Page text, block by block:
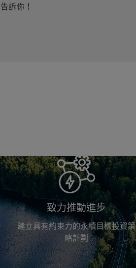
訴你！
致力推動進步
建立具有約束力的永續目標投資策
略計劃